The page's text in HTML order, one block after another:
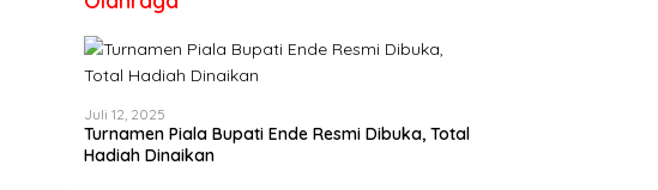
Juli 12, 2025
Turnamen Piala Bupati Ende Resmi Dibuka, Total
Hadiah Dinaikan